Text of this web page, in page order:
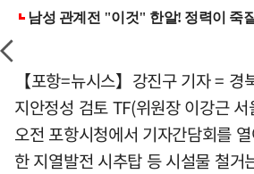
【포항=뉴시스】강진구 기자 = 경
지안정성 검토 TF(위원장 이강근
오전 포항시청에서 기자간담회를
한 지열발전 시추탑 등 시설물 철거